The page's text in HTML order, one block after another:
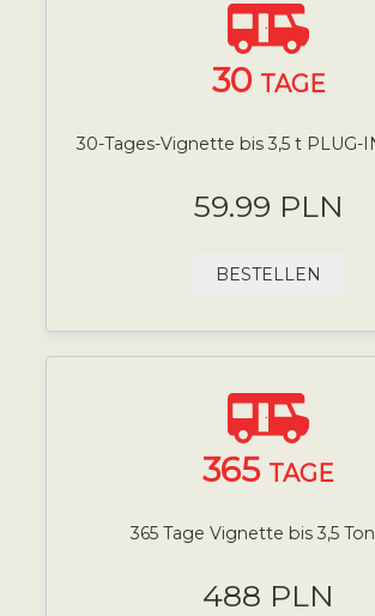
30 TAGE
30-Tages-Vignette bis 3,5 t PLUG-
59.99 PLN
BESTELLEN
365 TAGE
365 Tage Vignette bis 3,5
488 PLN